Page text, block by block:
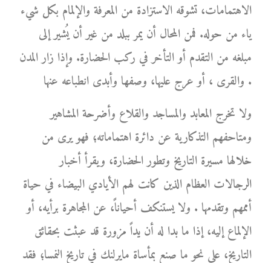
الاهتمامات، تشوقه الاستزادة من المعرفة والإلمام بكل شيء
ياء من حوله. فمن المحال أن يمر ببلد من غير أن يُشير إلى
مبلغه من التقدم أو التأخر في ركب الحضارة. وإذا زار المدن
والقرى ، أو عرج عليها، وصفها وأبدى انطباعه عنها .
ولا تخرج المعابد والمساجد والقلاع وأضرحة المشاهير
ومتاحفهم التذكارية عن دائرة اهتماماته؛ فهو يرى من
خلالها مسيرة التاريخ وتطور الحضارة، ويقرأ أخبار
الرجالات العظام الذين كانت لهم الأيادي البيضاء في حياة
أممهم وتقدمها . ولا يستنكف أحياناً، عن المجاهرة برأيه، أو
الإلماع إليه، إذا ما بدا له أن يداً مزورة قد عبثت بحقائق
التاريخ، على نحو ما صنع بمأساة مايرلنك في تاريخ النمسا؛ فقد